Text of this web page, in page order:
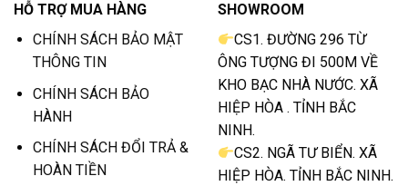
HỖ TRỢ MUA HÀNG
CHÍNH SÁCH BẢO MẬT
THÔNG TIN
CHÍNH SÁCH BẢO
HÀNH
CHÍNH SÁCH ĐỔI TRẢ &
HOÀN TIỀN
SHOWROOM
CS1. ĐƯỜNG 296 TỪ
ÔNG TƯỢNG ĐI 500M VỀ
KHO BẠC NHÀ NƯỚC. XÃ
HIỆP HÒA . TỈNH BẮC
NINH.
CS2. NGÃ TƯ BIỂN. XÃ
HIỆP HÒA. TỈNH BẮC NINH.